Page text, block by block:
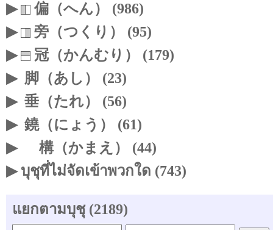
▶
偏（へん） (986)
▶
旁（つくり） (95)
▶
冠（かんむり） (179)
▶ 脚（あし） (23)
▶ 垂（たれ） (56)
▶ 鐃（にょう） (61)
▶
構（かまえ） (44)
▶ บุชุที่ไม่จัดเข้าพวกใด (743)
แยกตามบุชุ (2189)